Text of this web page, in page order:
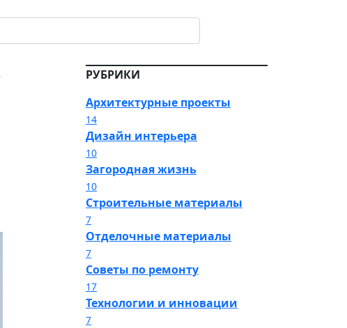
РУБРИКИ
Архитектурные проекты
14
Дизайн интерьера
10
Загородная жизнь
10
Строительные материалы
7
Отделочные материалы
7
Советы по ремонту
17
Технологии и инновации
7